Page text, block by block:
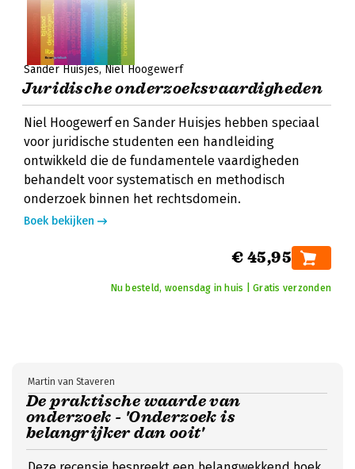
Sander Huisjes Niel Hoogewerf
Juridische onderzoeksvaardigheden
Niel Hoogewerf en Sander Huisjes hebben speciaal
voor juridische studenten een handleiding
ontwikkeld die de fundamentele vaardigheden
behandelt voor systematisch en methodisch
onderzoek binnen het rechtsdomein.
Boek bekijken
€ 45,95
Nu besteld, woensdag in huis | Gratis verzonden
De praktische waarde van
onderzoek - 'Onderzoek is
belangrijker dan ooit'
Martin van Staveren